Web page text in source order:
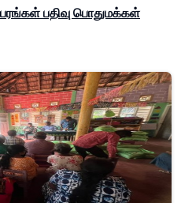
பதிவு பொதுமக்கள்